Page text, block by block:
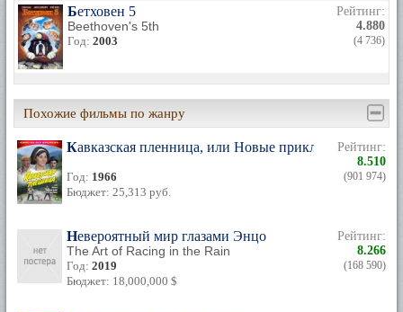
Бетховен 5
Beethoven's 5th
Год: 2003
Рейтинг:
4.880
(4 736)
Похожие фильмы по жанру
Кавказская пленница, или Новые приключения
Год: 1966
Бюджет: 25,313 руб.
Рейтинг:
8.510
(901 974)
Невероятный мир глазами Энцо
The Art of Racing in the Rain
Год: 2019
Бюджет: 18,000,000 $
Рейтинг:
8.266
(168 590)